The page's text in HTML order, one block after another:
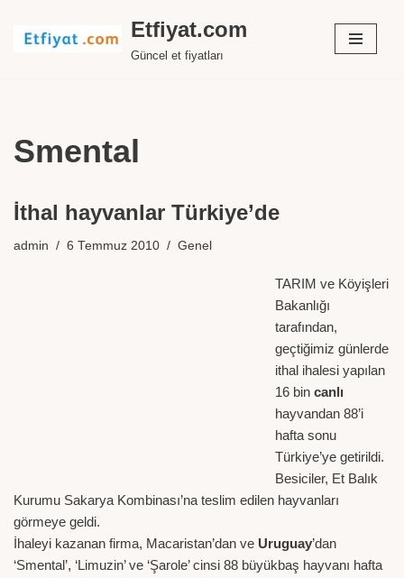
İçeriğe
Etfiyat.com
Güncel et fiyatları
Smental
İthal hayvanlar Türkiye’de
admin 6 Temmuz 2010 Genel
TARIM ve Köyişleri
Bakanlığı
tarafından,
geçtiğimiz günlerde
ithal ihalesi yapılan
16 bin canlı
hayvandan 88’i
hafta sonu
Türkiye’ye getirildi.
Besiciler, Et Balık
Kurumu Sakarya Kombinası’na teslim edilen hayvanları
görmeye geldi.
İhaleyi kazanan firma, Macaristan’dan ve Uruguay’dan
‘Smental’, ‘Limuzin’ ve ‘Şarole’ cinsi 88 büyükbaş hayvanı hafta